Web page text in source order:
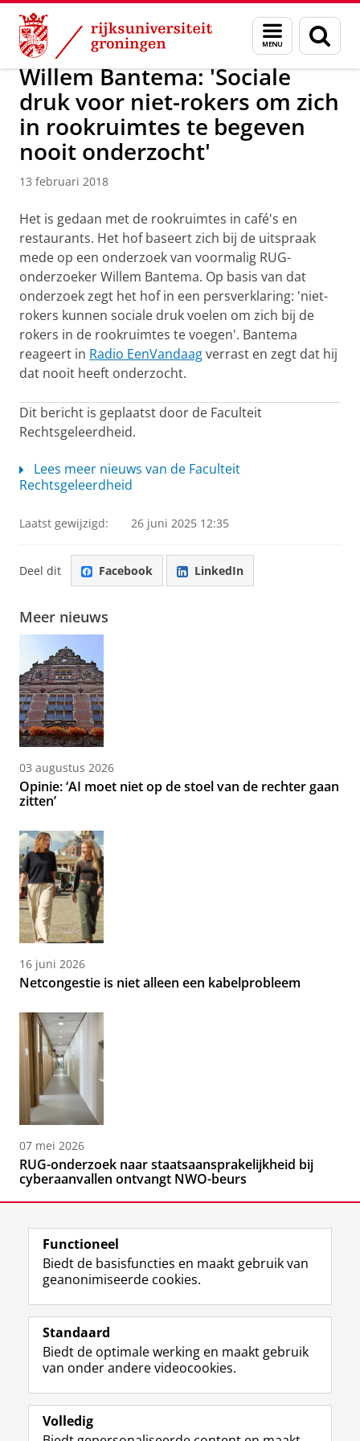
Skip
Content
Skip
Navigation
Menu
en
zoeken
Over ons News
Willem Bantema: 'Sociale
druk voor niet-rokers om zich
in rookruimtes te begeven
nooit onderzocht'
13 februari 2018
Het is gedaan met de rookruimtes in café's en
restaurants. Het hof baseert zich bij de uitspraak
mede op een onderzoek van voormalig RUG-
onderzoeker Willem Bantema. Op basis van dat
onderzoek zegt het hof in een persverklaring: 'niet-
rokers kunnen sociale druk voelen om zich bij de
rokers in de rookruimtes te voegen'. Bantema
reageert in Radio EenVandaagverrast en zegt dat hij
dat nooit heeft onderzocht.
Dit bericht is geplaatst door de Faculteit
Rechtsgeleerdheid.
Lees meer nieuws van de Faculteit
Rechtsgeleerdheid
Laatst gewijzigd: 26 juni 2025 12:35
Deel dit Facebook LinkedIn
Meer nieuws
03 augustus 2026
Opinie: ‘AI moet niet op de stoel van de rechter gaan
zitten’
16 juni 2026
Netcongestie is niet alleen een kabelprobleem
07 mei 2026
RUG-onderzoek naar staatsaansprakelijkheid bij
cyberaanvallen ontvangt NWO-beurs
Volg de RUG
F
a
e
b
o
p
L
i
k
e
I
-
R
S
-
f
e
R
I
n
t
r
m
Y
o
T
e
k
Studiekiezers
Alumni
Functioneel
Biedt de basisfuncties en maakt gebruik van
geanonimiseerde cookies.
Standaard
Biedt de optimale werking en maakt gebruik
van onder andere videocookies.
Volledig